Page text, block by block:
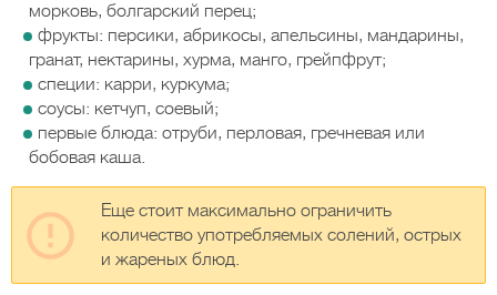
морковь, болгарский перец;
фрукты: персики, абрикосы, апельсины, мандарины,
гранат, нектарины, хурма, манго, грейпфрут;
специи: карри, куркума;
соусы: кетчуп, соевый;
первые блюда: отруби, перловая, гречневая или
бобовая каша.
Еще стоит максимально ограничить
количество употребляемых солений, острых
и жареных блюд.